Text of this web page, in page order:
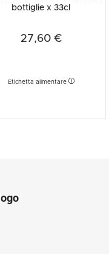
bottiglie x 33cl
27,60 €
Etichetta alimentare